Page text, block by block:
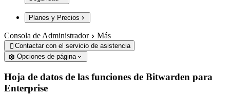
Planes y Precios
Consola de Administrador Más
 Contactar con el servicio de asistencia
Opciones de página
Hoja de datos de las funciones de Bitwarden para
Enterprise